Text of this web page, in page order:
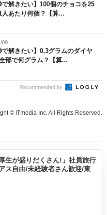
で解きたい】100個のチョコを25
人あたり何個？【算...
09
で解きたい】0.3グラムのダイヤ
部で何グラム？【算...
Recommended by
© ITmedia Inc. All Rights Reserved.
生が盛りだくさん!」社員旅行
ス自由/未経験者さん歓迎/東